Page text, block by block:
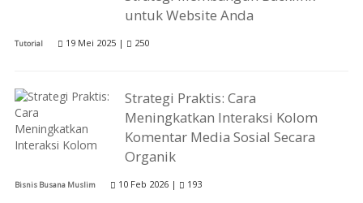
untuk Website Anda
Tutorial 19 Mei 2025 | 250
Strategi Praktis: Cara
Meningkatkan Interaksi Kolom
Komentar Media Sosial Secara
Organik
Bisnis Busana Muslim 10 Feb 2026 | 193